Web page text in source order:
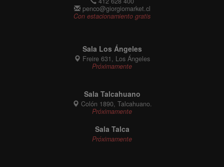
penco@giorgiomarket.cl
Con estacionamiento gratis
Sala Los Ángeles
Freire 631, Los Ángeles
Próximamente
Sala Talcahuano
Colón 1890, Talcahuano.
Próximamente
Sala Talca
Próximamente